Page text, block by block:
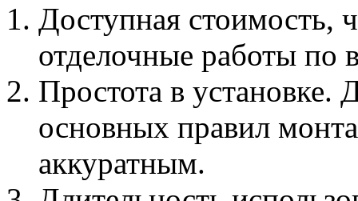
Доступная стоимость,
отделочные работы по
Простота в установке.
основных правил
аккуратным.